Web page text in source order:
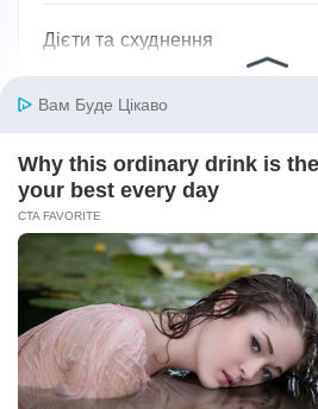
Дієти та схуднення
Дім
Діти
Домашнє господарство
Домашні улюбленці
Домашній затишок